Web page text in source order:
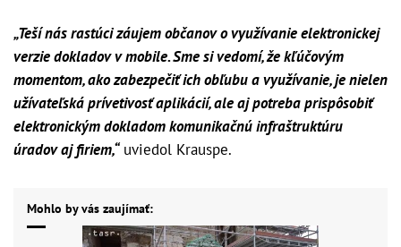
„Teší nás rastúci záujem občanov o využívanie elektronickej
verzie dokladov v mobile. Sme si vedomí, že kľúčovým
momentom, ako zabezpečiť ich obľubu a využívanie, je nielen
užívateľská prívetivosť aplikácií, ale aj potreba prispôsobiť
elektronickým dokladom komunikačnú infraštruktúru
úradov aj firiem,“uviedol Krauspe.
Mohlo by vás zaujímať: